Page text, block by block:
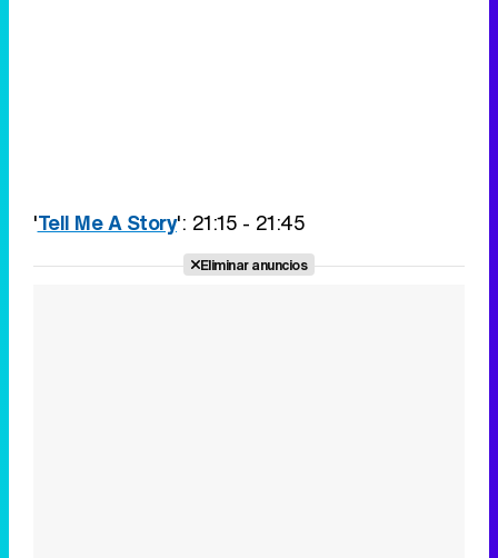
'Tell Me A Story': 21:15 - 21:45
Eliminar anuncios